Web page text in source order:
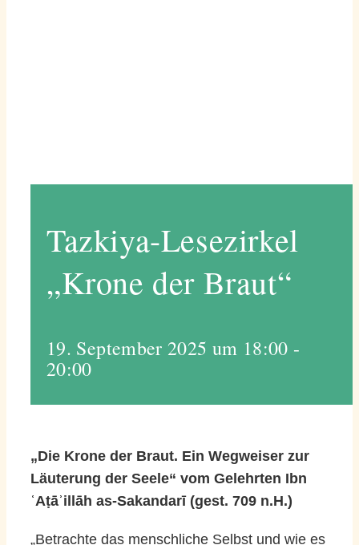
Tazkiya-Lesezirkel
„Krone der Braut“
19. September 2025 um 18:00 -
20:00
„Die Krone der Braut. Ein Wegweiser zur
Läuterung der Seele“ vom Gelehrten Ibn
ʿAṭāʾillāh as-Sakandarī (gest. 709 n.H.)
„Betrachte das menschliche Selbst und wie es